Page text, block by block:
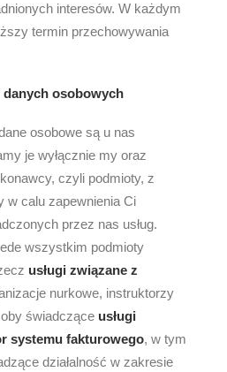
interesów. W każdym
termin przechowywania
osobowych
osobowe są u nas
je wyłącznie my oraz
czyli podmioty, z
w calu zapewnienia Ci
przez nas usług.
wszystkim podmioty
usługi związane z
nurkowe, instruktorzy
świadczące usługi
systemu fakturowego, w tym
działalność w zakresie